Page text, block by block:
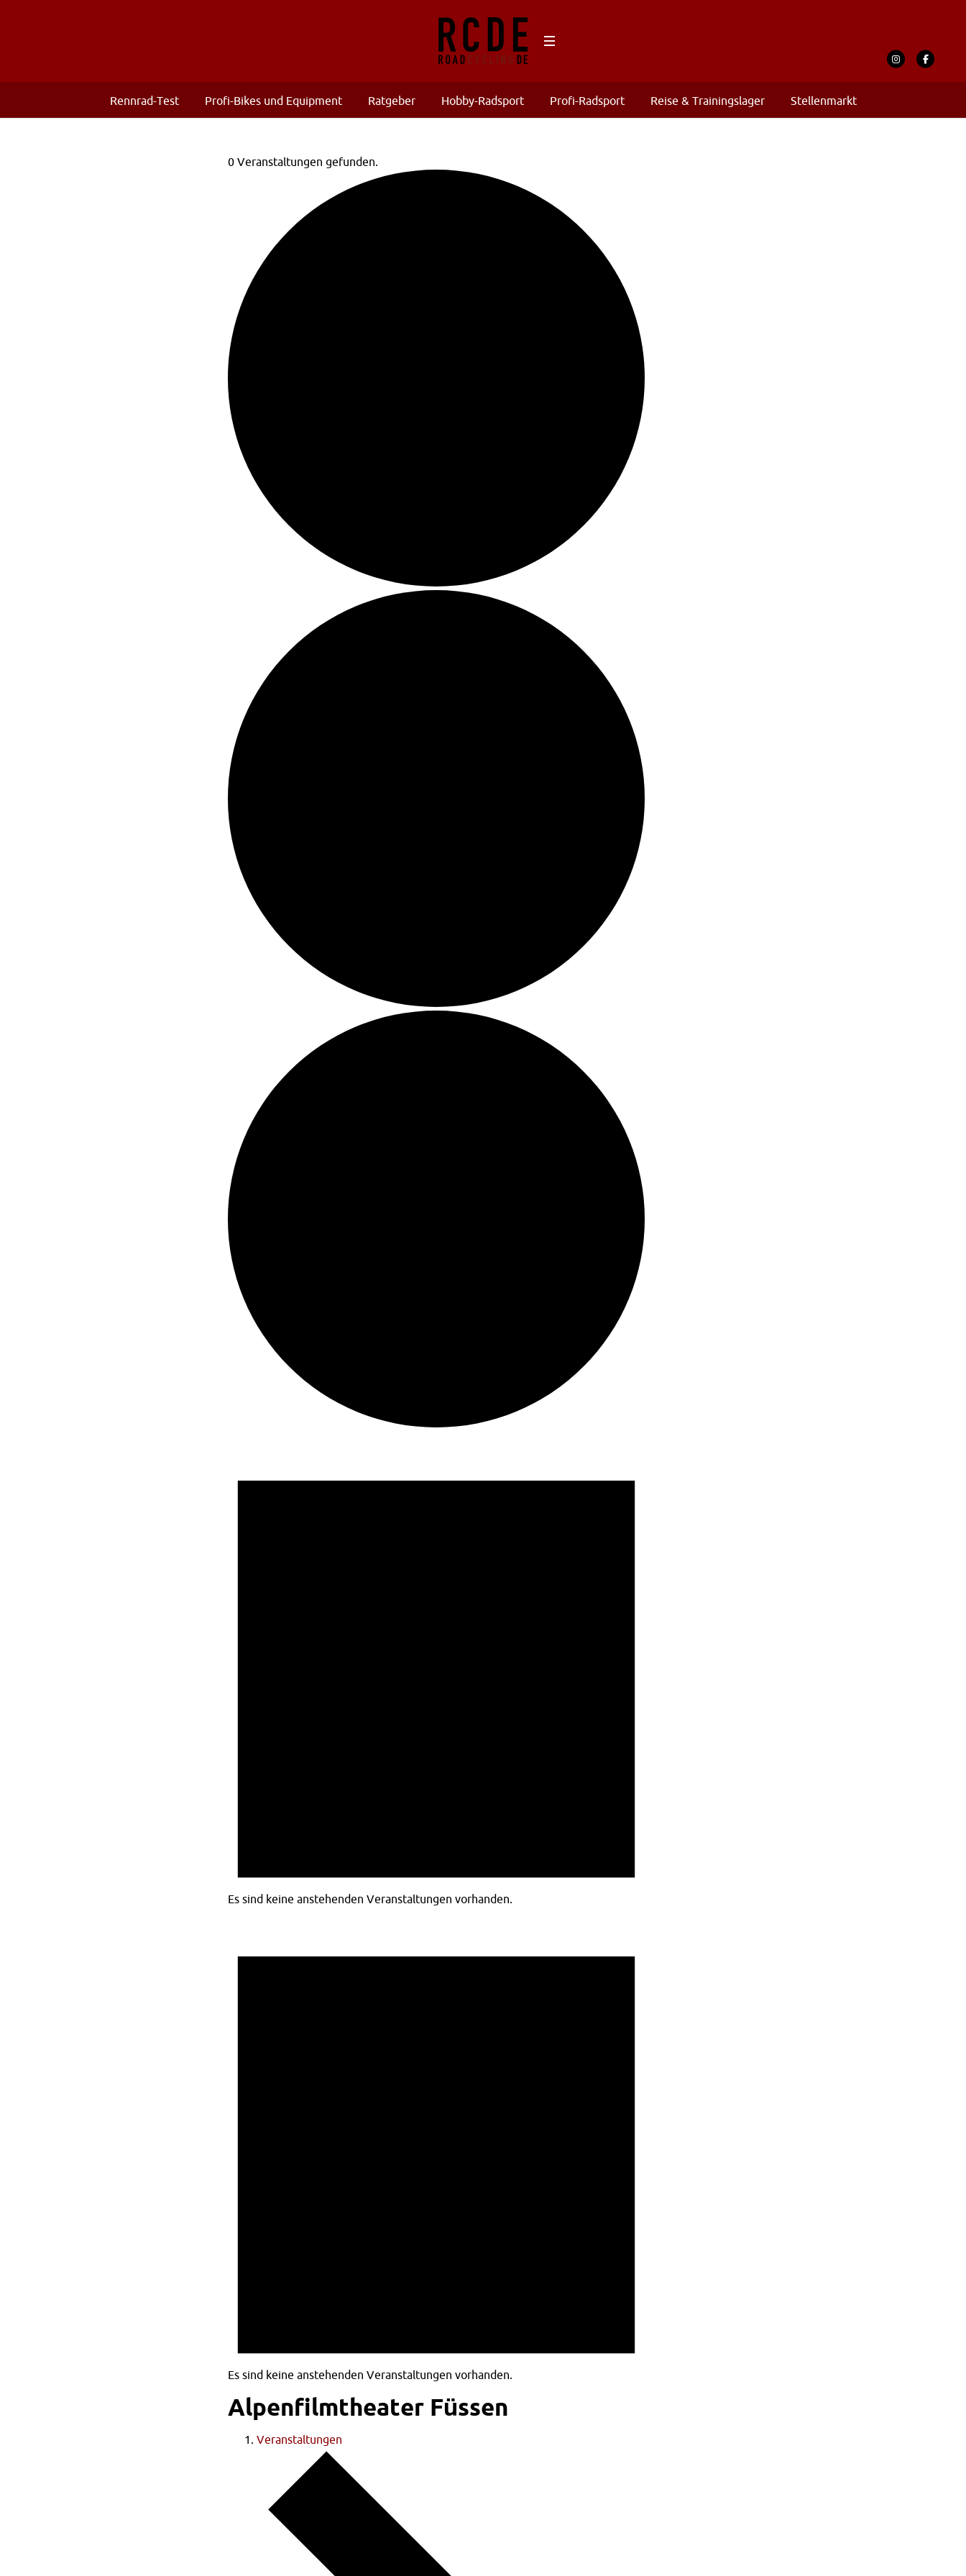
Rennrad-Test Profi-Bikes und Equipment Ratgeber Hobby-Radsport Profi-Radsport Reise & Trainingslager Stellenmarkt
0 Veranstaltungen gefunden.
Es sind keine anstehenden Veranstaltungen vorhanden.
Es sind keine anstehenden Veranstaltungen vorhanden.
Alpenfilmtheater Füssen
Veranstaltungen